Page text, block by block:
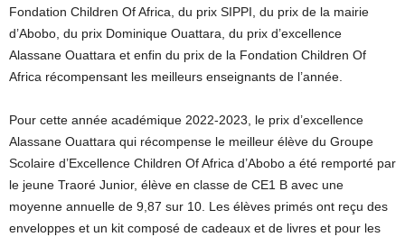
Fondation Children Of Africa, du prix SIPPI, du prix de la mairie
d’Abobo, du prix Dominique Ouattara, du prix d’excellence
Alassane Ouattara et enfin du prix de la Fondation Children Of
Africa récompensant les meilleurs enseignants de l’année.
Pour cette année académique 2022-2023, le prix d’excellence
Alassane Ouattara qui récompense le meilleur élève du Groupe
Scolaire d’Excellence Children Of Africa d’Abobo a été remporté par
le jeune Traoré Junior, élève en classe de CE1 B avec une
moyenne annuelle de 9,87 sur 10. Les élèves primés ont reçu des
enveloppes et un kit composé de cadeaux et de livres et pour les